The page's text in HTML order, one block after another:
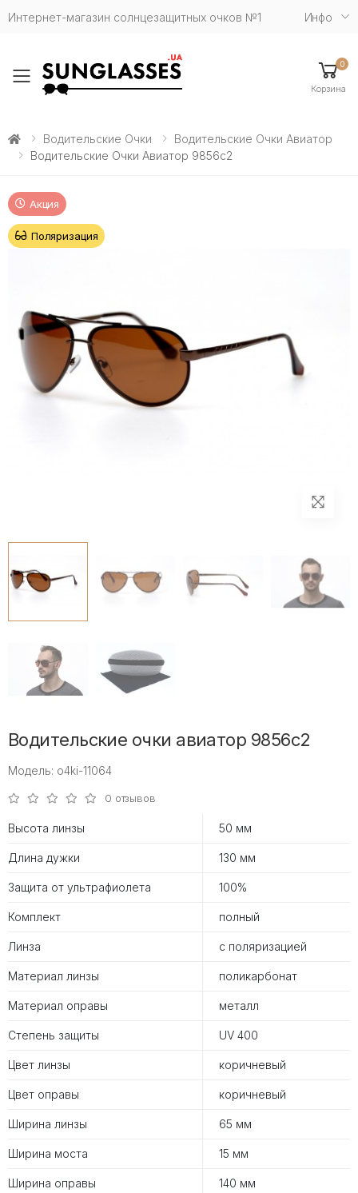
Интернет-магазин солнцезащитных очков №1 Инфо
Toggle mobile menu
0
Корзина
Водительские Очки
Водительские Очки Авиатор
Водительские Очки Авиатор 9856c2
Акция
Поляризация
Водительские очки авиатор 9856c2
Модель: o4ki-11064
0 отзывов
Высота линзы 50 мм
Длина дужки 130 мм
Защита от ультрафиолета 100%
Комплект полный
Линза с поляризацией
Материал линзы поликарбонат
Материал оправы металл
Степень защиты UV 400
Цвет линзы коричневый
Цвет оправы коричневый
Ширина линзы 65 мм
Ширина моста 15 мм
Ширина оправы 140 мм